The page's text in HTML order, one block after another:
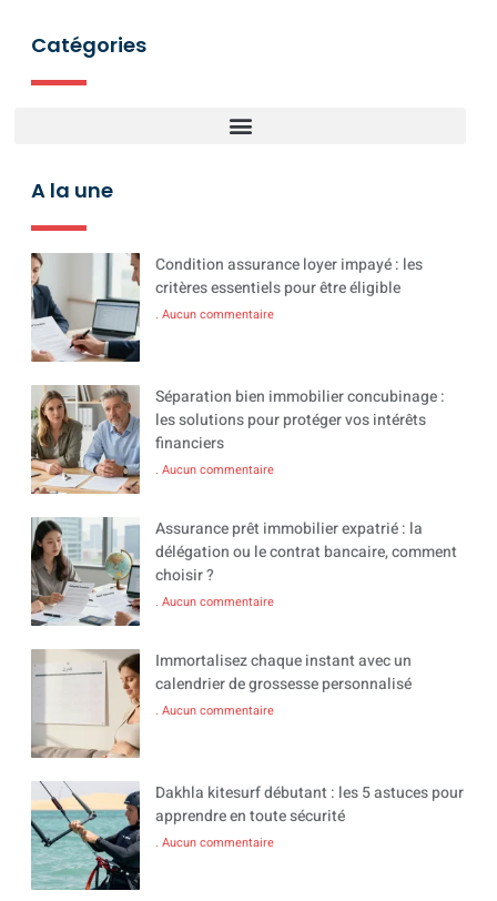
Catégories
A la une
Condition assurance loyer impayé : les
critères essentiels pour être éligible
Aucun commentaire
Séparation bien immobilier concubinage :
les solutions pour protéger vos intérêts
financiers
Aucun commentaire
Assurance prêt immobilier expatrié : la
délégation ou le contrat bancaire, comment
choisir ?
Aucun commentaire
Immortalisez chaque instant avec un
calendrier de grossesse personnalisé
Aucun commentaire
Dakhla kitesurf débutant : les 5 astuces pour
apprendre en toute sécurité
Aucun commentaire